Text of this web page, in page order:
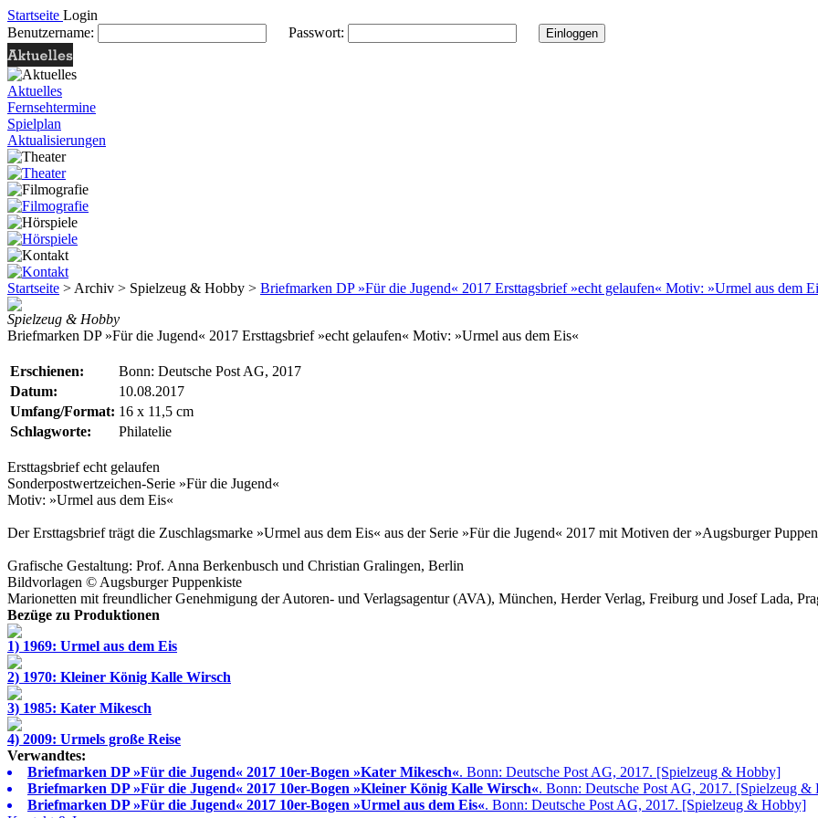
Startseite Login
Benutzername:
Passwort:
Aktuelles
Fernsehtermine
Spielplan
Aktualisierungen
Startseite > Archiv > Spielzeug & Hobby > Briefmarken DP »Für die Jugend« 2017 Ersttagsbrief »echt gelaufen« Motiv: »Urmel aus dem
Spielzeug & Hobby
Briefmarken DP »Für die Jugend« 2017 Ersttagsbrief »echt gelaufen« Motiv: »Urmel aus dem Eis«
Erschienen:
Bonn: Deutsche Post AG, 2017
Datum:
10.08.2017
Umfang/Format: 16 x 11,5 cm
Schlagworte:
Philatelie
Ersttagsbrief echt gelaufen
Sonderpostwertzeichen-Serie »Für die Jugend«
Motiv: »Urmel aus dem Eis«
Der Ersttagsbrief trägt die Zuschlagsmarke »Urmel aus dem Eis« aus der Serie »Für die Jugend« 2017 mit Motiven der »Augsburger
Grafische Gestaltung: Prof. Anna Berkenbusch und Christian Gralingen, Berlin
Bildvorlagen © Augsburger Puppenkiste
Marionetten mit freundlicher Genehmigung derAutoren- und Verlagsagentur (AVA), München, Herder Verlag, Freiburg und Josef Lada,
Bezüge zu Produktionen
1) 1969: Urmel aus dem Eis
2) 1970: Kleiner König Kalle Wirsch
3) 1985: Kater Mikesch
4) 2009: Urmels große Reise
Verwandtes:
Briefmarken DP »Für die Jugend« 2017 10er-Bogen »Kater Mikesch«. Bonn: Deutsche Post AG, 2017. [Spielzeug & Hobby]
Briefmarken DP »Für die Jugend« 2017 10er-Bogen »Kleiner König Kalle Wirsch«. Bonn: Deutsche Post AG, 2017. [Spielzeug &
Briefmarken DP »Für die Jugend« 2017 10er-Bogen »Urmel aus dem Eis«. Bonn: Deutsche Post AG, 2017. [Spielzeug & Hobby]